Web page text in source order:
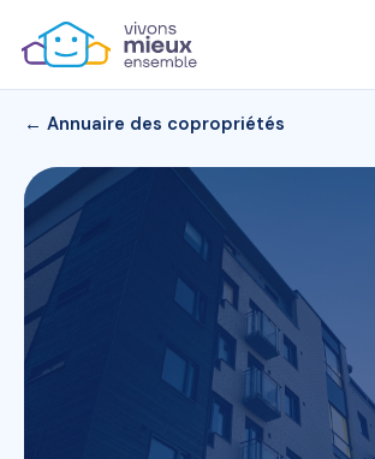
← Annuaire des copropriétés